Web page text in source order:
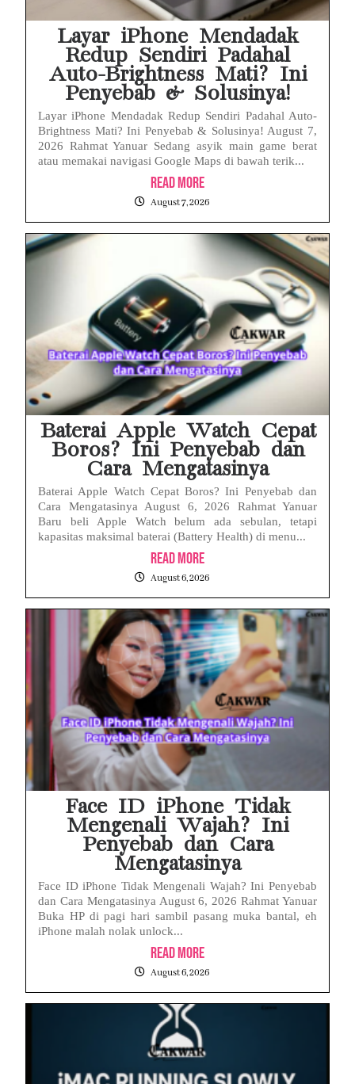
Layar iPhone Mendadak
Redup Sendiri Padahal
Auto-Brightness Mati? Ini
Penyebab & Solusinya!
Layar iPhone Mendadak Redup Sendiri Padahal Auto-
Brightness Mati? Ini Penyebab & Solusinya! August 7,
2026 Rahmat Yanuar Sedang asyik main game berat
atau memakai navigasi Google Maps di bawah terik...
Read More
August 7, 2026
Baterai Apple Watch Cepat
Boros? Ini Penyebab dan
Cara Mengatasinya
Baterai Apple Watch Cepat Boros? Ini Penyebab dan
Cara Mengatasinya August 6, 2026 Rahmat Yanuar
Baru beli Apple Watch belum ada sebulan, tetapi
kapasitas maksimal baterai (Battery Health) di menu...
Read More
August 6, 2026
Face ID iPhone Tidak
Mengenali Wajah? Ini
Penyebab dan Cara
Mengatasinya
Face ID iPhone Tidak Mengenali Wajah? Ini Penyebab
dan Cara Mengatasinya August 6, 2026 Rahmat Yanuar
Buka HP di pagi hari sambil pasang muka bantal, eh
iPhone malah nolak unlock...
Read More
August 6, 2026